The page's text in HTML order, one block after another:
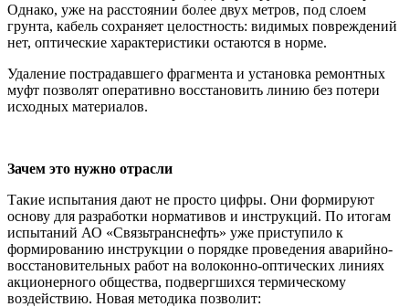
Однако, уже на расстоянии более двух метров, под слоем
грунта, кабель сохраняет целостность: видимых повреждений
нет, оптические характеристики остаются в норме.
Удаление пострадавшего фрагмента и установка ремонтных
муфт позволят оперативно восстановить линию без потери
исходных материалов.
Зачем это нужно отрасли
Такие испытания дают не просто цифры. Они формируют
основу для разработки нормативов и инструкций. По итогам
испытаний АО «Связьтранснефть» уже приступило к
формированию инструкции о порядке проведения аварийно-
восстановительных работ на волоконно-оптических линиях
акционерного общества, подвергшихся термическому
воздействию. Новая методика позволит: